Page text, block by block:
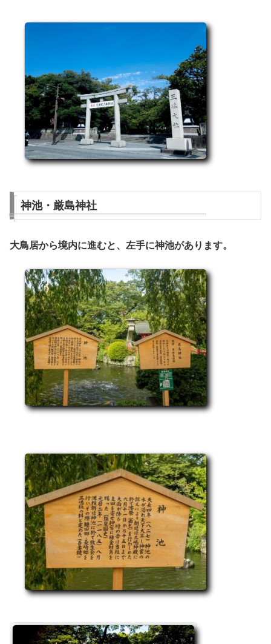
神池・厳島神社
大鳥居から境内に進むと、左手に神池があります。